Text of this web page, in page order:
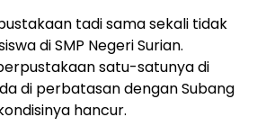
tadi sama sekali tidak
di SMP Negeri Surian.
satu-satunya di
di perbatasan dengan Subang
hancur.